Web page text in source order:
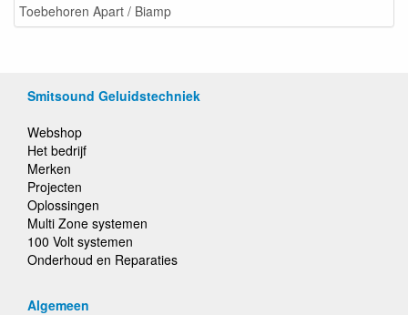
Toebehoren Apart / Biamp
Smitsound Geluidstechniek
Webshop
Het bedrijf
Merken
Projecten
Oplossingen
Multi Zone systemen
100 Volt systemen
Onderhoud en Reparaties
Algemeen